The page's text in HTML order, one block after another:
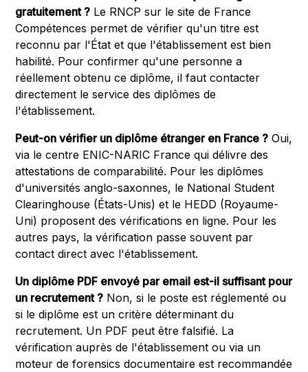
gratuitement ? Le RNCP sur le site de France
Compétences permet de vérifier qu'un titre est
reconnu par l'État et que l'établissement est bien
habilité. Pour confirmer qu'une personne a
réellement obtenu ce diplôme, il faut contacter
directement le service des diplômes de
l'établissement.
Peut-on vérifier un diplôme étranger en France ? Oui,
via le centre ENIC-NARIC France qui délivre des
attestations de comparabilité. Pour les diplômes
d'universités anglo-saxonnes, le National Student
Clearinghouse (États-Unis) et le HEDD (Royaume-
Uni) proposent des vérifications en ligne. Pour les
autres pays, la vérification passe souvent par
contact direct avec l'établissement.
Un diplôme PDF envoyé par email est-il suffisant pour
un recrutement ? Non, si le poste est réglementé ou
si le diplôme est un critère déterminant du
recrutement. Un PDF peut être falsifié. La
vérification auprès de l'établissement ou via un
moteur de forensics documentaire est recommandée